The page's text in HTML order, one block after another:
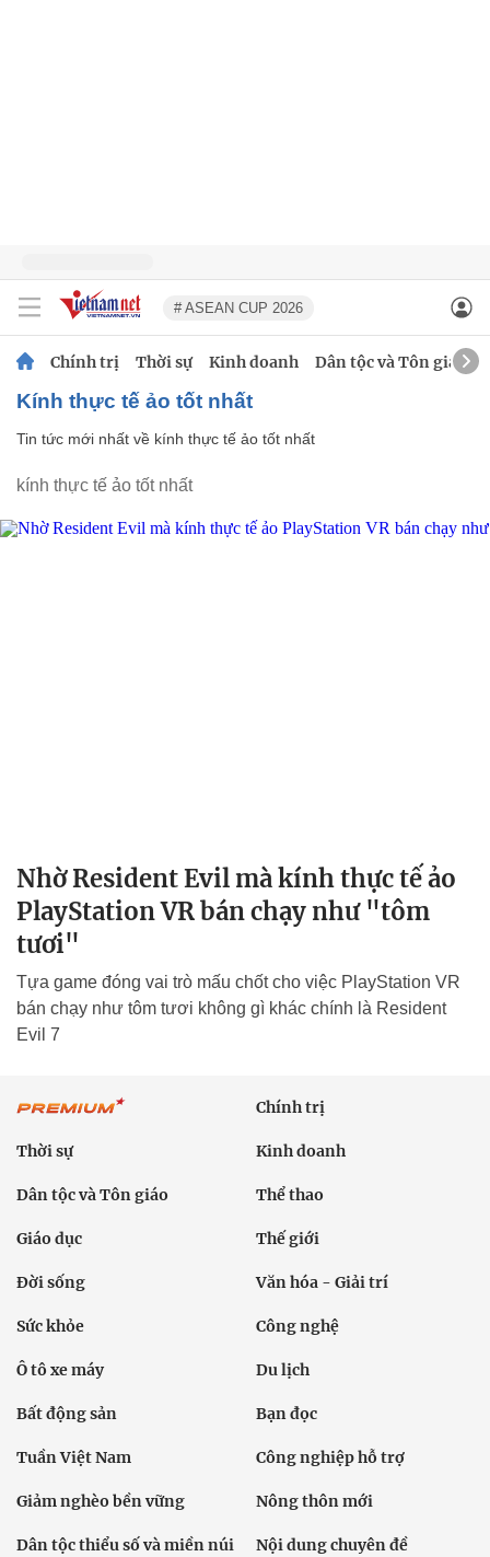
# ASEAN CUP 2026
Chính trị Thời sự Kinh doanh Dân tộc và Tôn giáo
kính thực tế ảo tốt nhất
Tin tức mới nhất về kính thực tế ảo tốt nhất
kính thực tế ảo tốt nhất
Nhờ Resident Evil mà kính thực tế ảo
PlayStation VR bán chạy như "tôm
tươi"
Tựa game đóng vai trò mấu chốt cho việc PlayStation VR
bán chạy như tôm tươi không gì khác chính là Resident
Evil 7
Chính trị
Thời sự Kinh doanh
Dân tộc và Tôn giáo Thể thao
Giáo dục Thế giới
Đời sống Văn hóa - Giải trí
Sức khỏe Công nghệ
Ô tô xe máy Du lịch
Bất động sản Bạn đọc
Tuần Việt Nam Công nghiệp hỗ trợ
Giảm nghèo bền vững Nông thôn mới
Dân tộc thiểu số và miền núi Nội dung chuyên đề